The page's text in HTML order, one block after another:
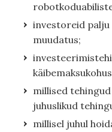
investoreid palju
muudatus;
millised
juhuslikud
millisel juhul